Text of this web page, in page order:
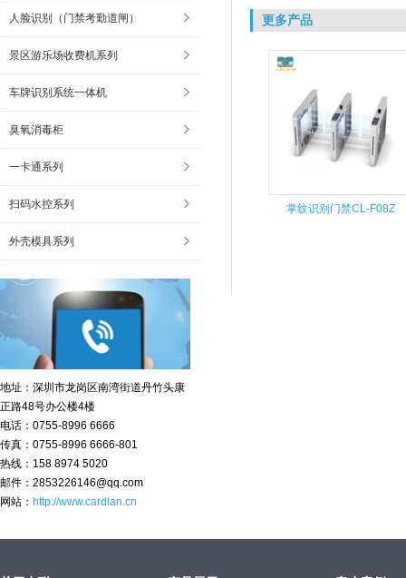
人脸识别（门禁考勤道闸）
景区游乐场收费机系列
车牌识别系统一体机
臭氧消毒柜
一卡通系列
扫码水控系列
外壳模具系列
地址：深圳市龙岗区南湾街道丹竹头康
正路48号办公楼4楼
电话：0755-8996 6666
传真：0755-8996 6666-801
热线：158 8974 5020
邮件：2853226146@qq.com
网站： http://www.cardlan.cn
更多产品
掌纹识别门禁CL-F08Z